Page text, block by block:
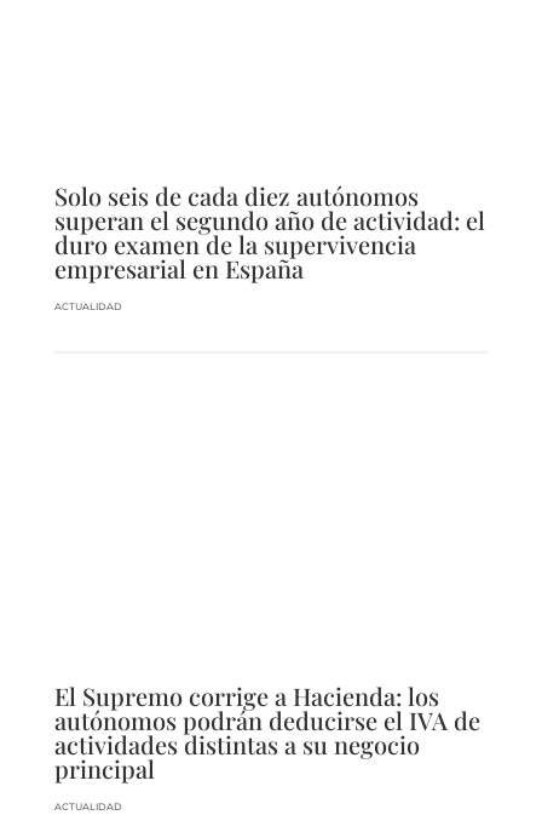
Solo seis de cada diez autónomos
superan el segundo año de actividad: el
duro examen de la supervivencia
empresarial en España
ACTUALIDAD
El Supremo corrige a Hacienda: los
autónomos podrán deducirse el IVA de
actividades distintas a su negocio
principal
ACTUALIDAD